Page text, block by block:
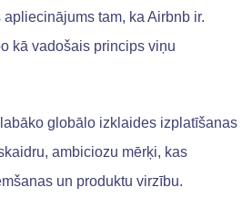
tam, ka Airbnb ir.
kā vadošais princips viņu
globālo izklaides izplatīšanas
ambiciozu mērķi, kas
un produktu virzību.